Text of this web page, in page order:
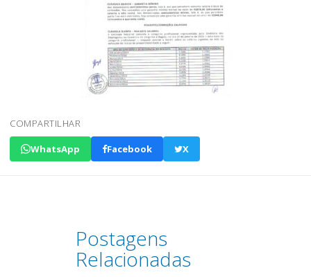
COMPARTILHAR
WhatsApp Facebook X
Postagens
Relacionadas